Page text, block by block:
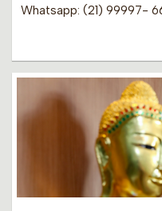
Whatsapp: (21) 99997-